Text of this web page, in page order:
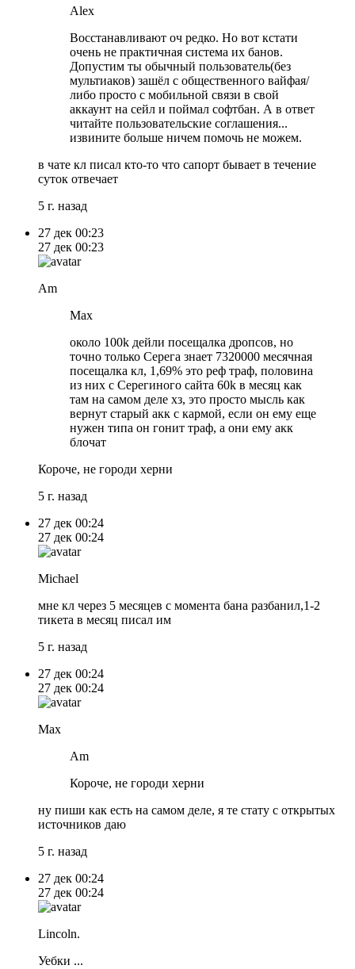
Alex
Восстанавливают оч редко. Но вот кстати
очень не практичная система их банов.
Допустим ты обычный пользователь(без
мультиаков) зашёл с общественного вайфая/
либо просто с мобильной связи в свой
аккаунт на сейл и поймал софтбан. А в ответ
читайте пользовательские соглашения...
извините больше ничем помочь не можем.
в чате кл писал кто-то что сапорт бывает в течение
суток отвечает
5 г. назад
27 дек 00:23
27 дек 00:23
Am
Max
около 100k дейли посещалка дропсов, но
точно только Серега знает 7320000 месячная
посещалка кл, 1,69% это реф траф, половина
из них с Серегиного сайта 60k в месяц как
там на самом деле хз, это просто мысль как
вернут старый акк с кармой, если он ему еще
нужен типа он гонит траф, а они ему акк
блочат
Короче, не городи херни
5 г. назад
27 дек 00:24
27 дек 00:24
Michael
мне кл через 5 месяцев с момента бана разбанил,1-2
тикета в месяц писал им
5 г. назад
27 дек 00:24
27 дек 00:24
Max
Am
Короче, не городи херни
ну пиши как есть на самом деле, я те стату с открытых
источников даю
5 г. назад
27 дек 00:24
27 дек 00:24
Lincoln.
Уебки ...